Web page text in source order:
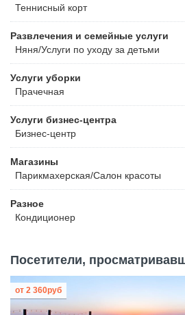
Теннисный корт
Развлечения и семейные услуги
Няня/Услуги по уходу за детьми
Услуги уборки
Прачечная
Услуги бизнес-центра
Бизнес-центр
Магазины
Парикмахерская/Салон красоты
Разное
Кондиционер
Посетители,
от 2 360руб